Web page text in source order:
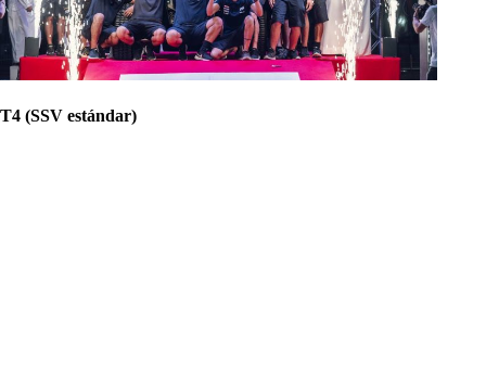
T4 (SSV estándar)